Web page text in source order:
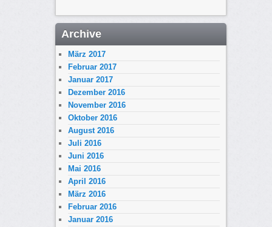
Archive
März 2017
Februar 2017
Januar 2017
Dezember 2016
November 2016
Oktober 2016
August 2016
Juli 2016
Juni 2016
Mai 2016
April 2016
März 2016
Februar 2016
Januar 2016